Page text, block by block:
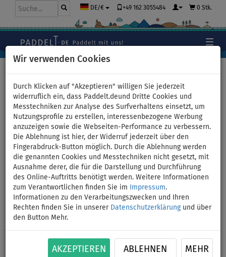
Wir verwenden Cookies
Durch Klicken auf "Akzeptieren" willigen Sie jederzeit
widerruflich ein, dass Paddelt.deund Dritte Cookies und
Messtechniken zur Analyse des Surfverhaltens einsetzt, um
Nutzungsprofile zu erstellen, interessenbezogene Werbung
anzuzeigen sowie die Webseiten-Performance zu verbessern.
Die Ablehnung ist hier, der Widerruf jederzeit über den
Fingerabdruck-Button möglich. Durch die Ablehnung werden
die genannten Cookies und Messtechniken nicht gesetzt, mit
Ausnahme derer, die für die Darstellung und Durchführung
des Online-Auftritts benötigt werden. Weitere Informationen
zum Verantwortlichen finden Sie im
Impressum.
Informationen zu den Verarbeitungszwecken und Ihren
Rechten finden Sie in unserer Datenschutzerklärungund über
den Button Mehr.
AKZEPTIEREN ABLEHNEN MEHR
DE/€ +49 162 3055484 0 Stk.
DUOTONE iRig Segel für das
SUP und WindSUP -
aufblasbar - Größe: S
VERSAND
GRATIS
Previous Next